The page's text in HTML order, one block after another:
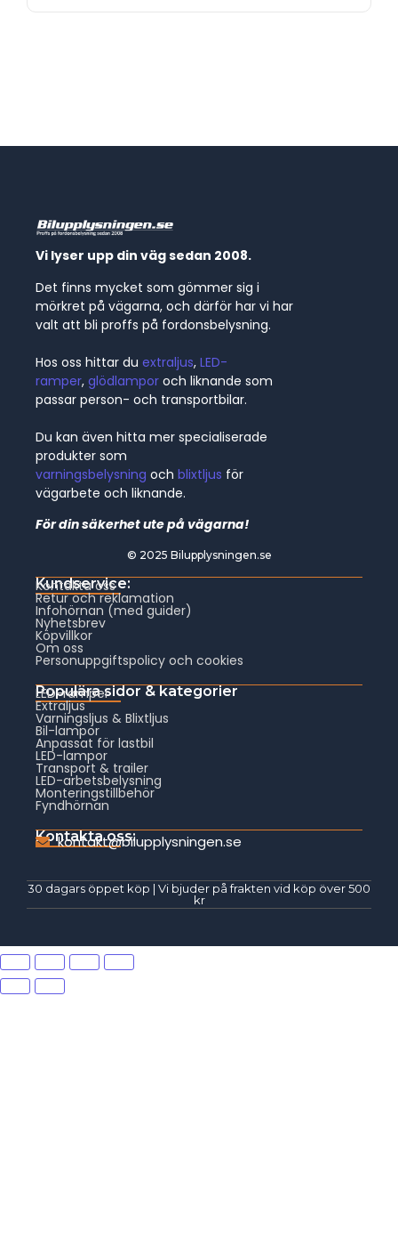
Vi lyser upp din väg sedan 2008.
Det finns mycket som gömmer sig i
mörkret på vägarna, och därför har vi har
valt att bli proffs på fordonsbelysning.
Hos oss hittar du extraljus, LED-
ramper, glödlampor och liknande som
passar person- och transportbilar.
Du kan även hitta mer specialiserade
produkter som
varningsbelysning och blixtljus för
vägarbete och liknande.
För din säkerhet ute på vägarna!
© 2025 Bilupplysningen.se
Kundservice:
Kontakta oss
Retur och reklamation
Infohörnan (med guider)
Nyhetsbrev
Köpvillkor
Om oss
Personuppgiftspolicy och cookies
Populära sidor & kategorier
LED-ramper
Extraljus
Varningsljus & Blixtljus
Bil-lampor
Anpassat för lastbil
LED-lampor
Transport & trailer
LED-arbetsbelysning
Monteringstillbehör
Fyndhörnan
Kontakta oss:
kontakt@bilupplysningen.se
30 dagars öppet köp | Vi bjuder på frakten vid köp över 500
kr